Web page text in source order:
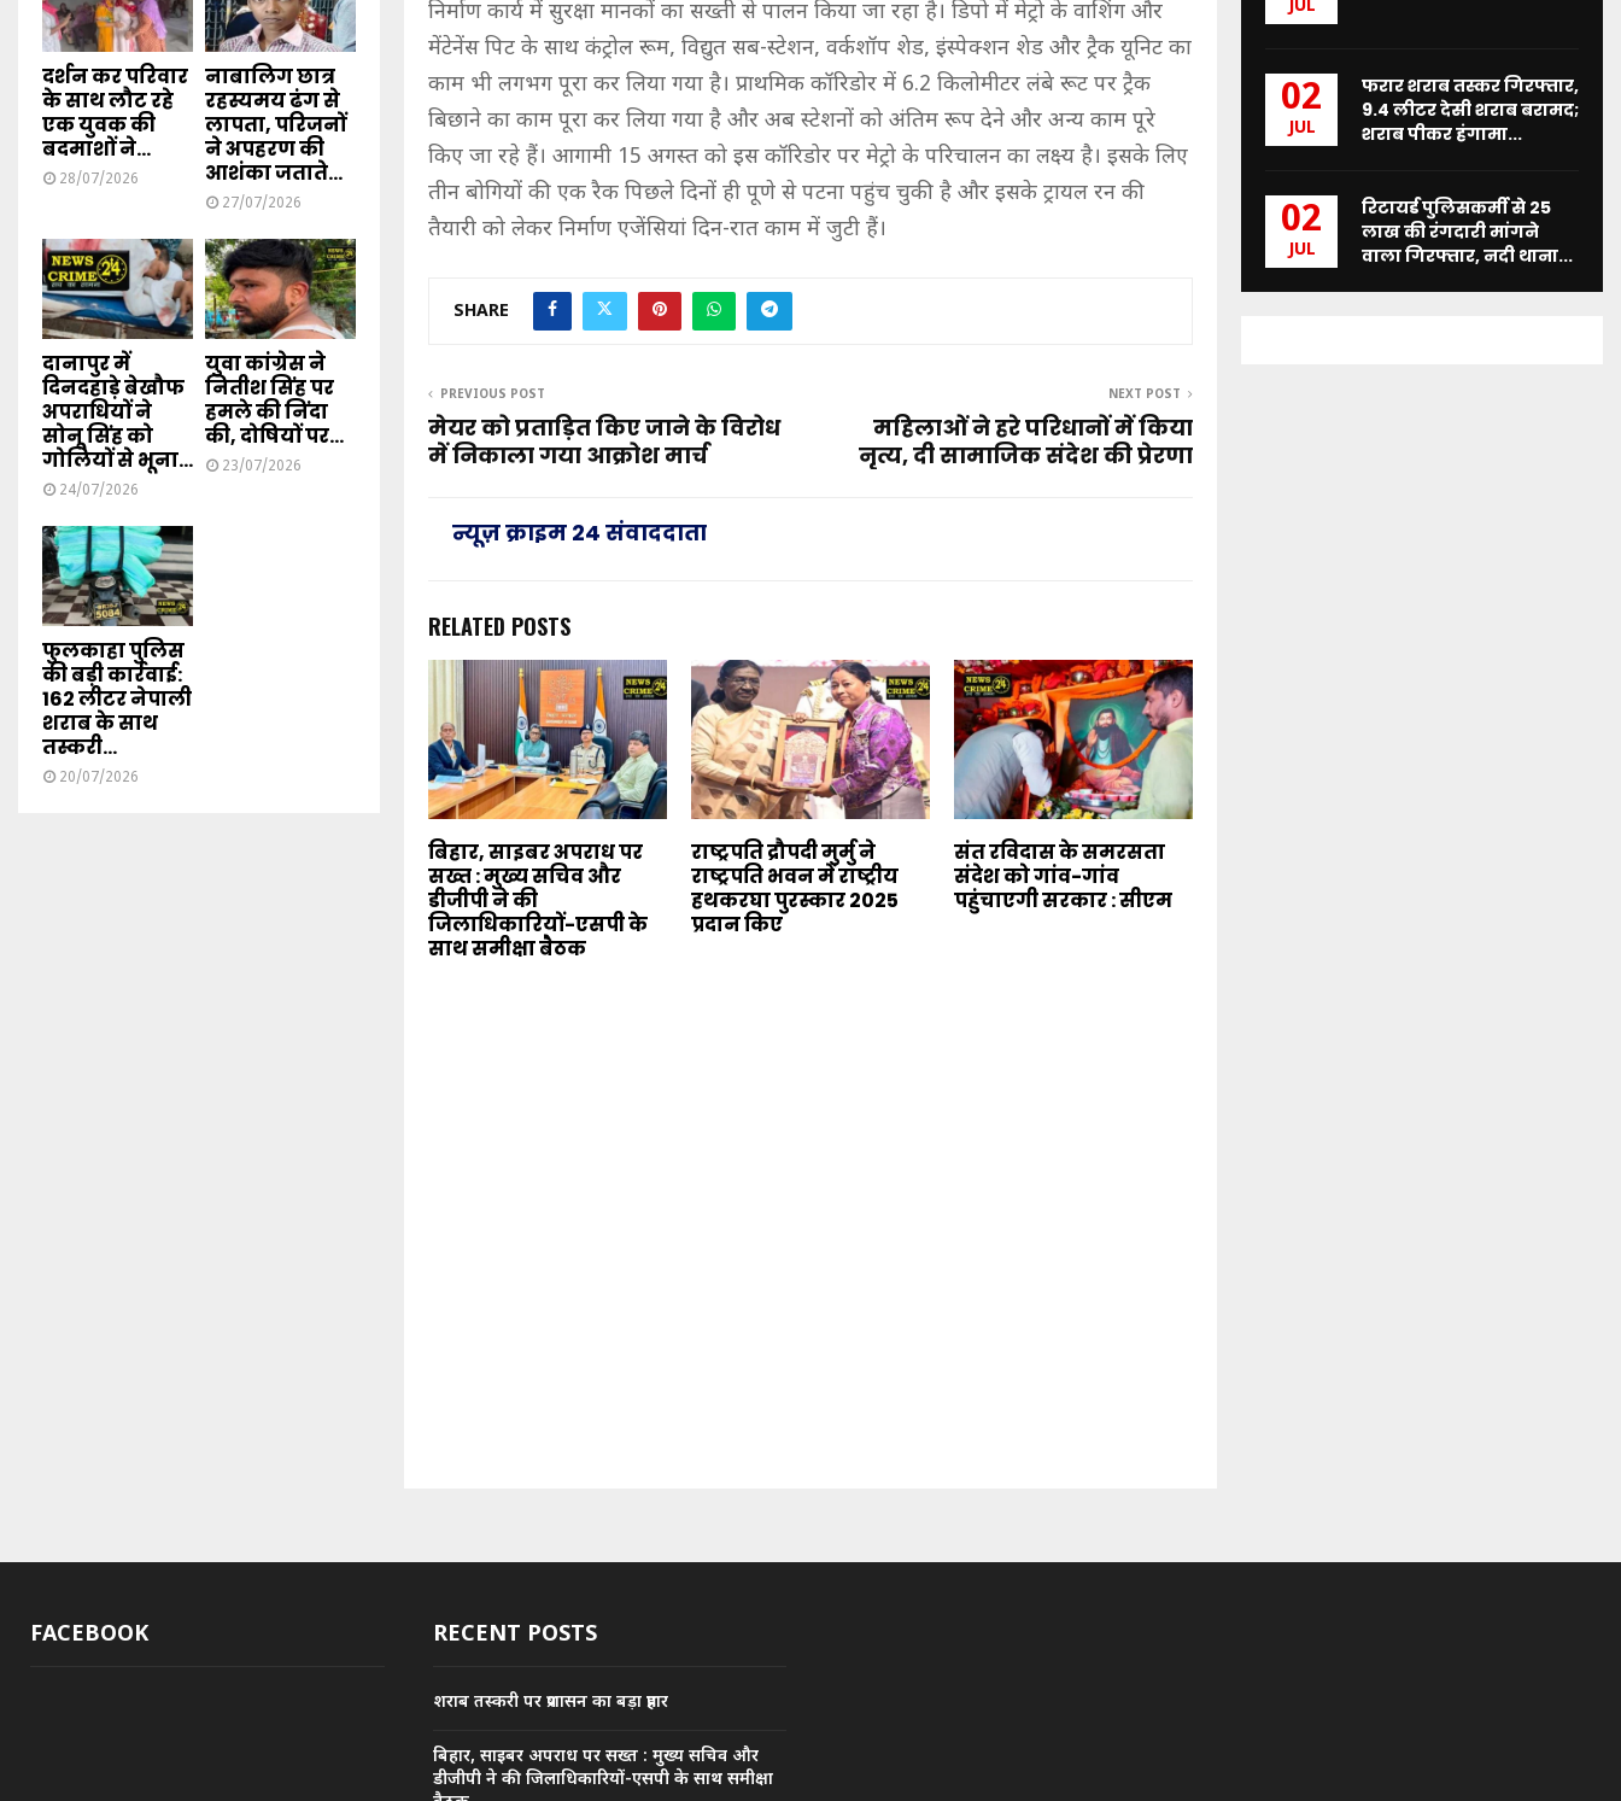
निर्माण कार्य में सुरक्षा मानकों का सख्ती से पालन किया जा रहा है। डिपो में मेट्रो के वाशिंग और
मेंटेनेंस पिट के साथ कंट्रोल रूम, विद्युत सब-स्टेशन, वर्कशॉप शेड, इंस्पेक्शन शेड और ट्रैक यूनिट का
काम भी लगभग पूरा कर लिया गया है। प्राथमिक कॉरिडोर में 6.2 किलोमीटर लंबे रूट पर ट्रैक
बिछाने का काम पूरा कर लिया गया है और अब स्टेशनों को अंतिम रूप देने और अन्य काम पूरे
किए जा रहे हैं। आगामी 15 अगस्त को इस कॉरिडोर पर मेट्रो के परिचालन का लक्ष्य है। इसके लिए
तीन बोगियों की एक रैक पिछले दिनों ही पूणे से पटना पहुंच चुकी है और इसके ट्रायल रन की
तैयारी को लेकर निर्माण एजेंसियां दिन-रात काम में जुटी हैं।
SHARE
PREVIOUS POST
मेयर को प्रताड़ित किए जाने के विरोध
में निकाला गया आक्रोश मार्च
NEXT POST
महिलाओं ने हरे परिधानों में किया
नृत्य, दी सामाजिक संदेश की प्रेरणा
न्यूज़ क्राइम 24 संवाददाता
RELATED POSTS
बिहार, साइबर अपराध पर
सख्त : मुख्य सचिव और
डीजीपी ने की
जिलाधिकारियों-एसपी के
साथ समीक्षा बैठक
राष्ट्रपति द्रौपदी मुर्मु ने
राष्ट्रपति भवन में राष्ट्रीय
हथकरघा पुरस्कार 2025
प्रदान किए
संत रविदास के समरसता
संदेश को गांव-गांव
पहुंचाएगी सरकार : सीएम
दर्शन कर परिवार
के साथ लौट रहे
एक युवक की
बदमाशों ने...
28/07/2026
नाबालिग छात्र
रहस्यमय ढंग से
लापता, परिजनों
ने अपहरण की
आशंका जताते...
27/07/2026
दानापुर में
दिनदहाड़े बेखौफ
अपराधियों ने
सोनू सिंह को
गोलियों से भूना...
24/07/2026
युवा कांग्रेस ने
नितीश सिंह पर
हमले की निंदा
की, दोषियों पर...
23/07/2026
फुलकाहा पुलिस
की बड़ी कार्रवाई:
162 लीटर नेपाली
शराब के साथ
तस्करी...
20/07/2026
JUL
02
JUL
फरार शराब तस्कर गिरफ्तार,
9.4 लीटर देसी शराब बरामद;
शराब पीकर हंगामा...
02
JUL
रिटायर्ड पुलिसकर्मी से 25
लाख की रंगदारी मांगने
वाला गिरफ्तार, नदी थाना...
FACEBOOK RECENT POSTS
शराब तस्करी पर प्रशासन का बड़ा प्रहार
बिहार, साइबर अपराध पर सख्त : मुख्य सचिव और
डीजीपी ने की जिलाधिकारियों-एसपी के साथ समीक्षा